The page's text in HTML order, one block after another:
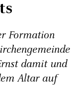
Formation
damit und
Altar auf